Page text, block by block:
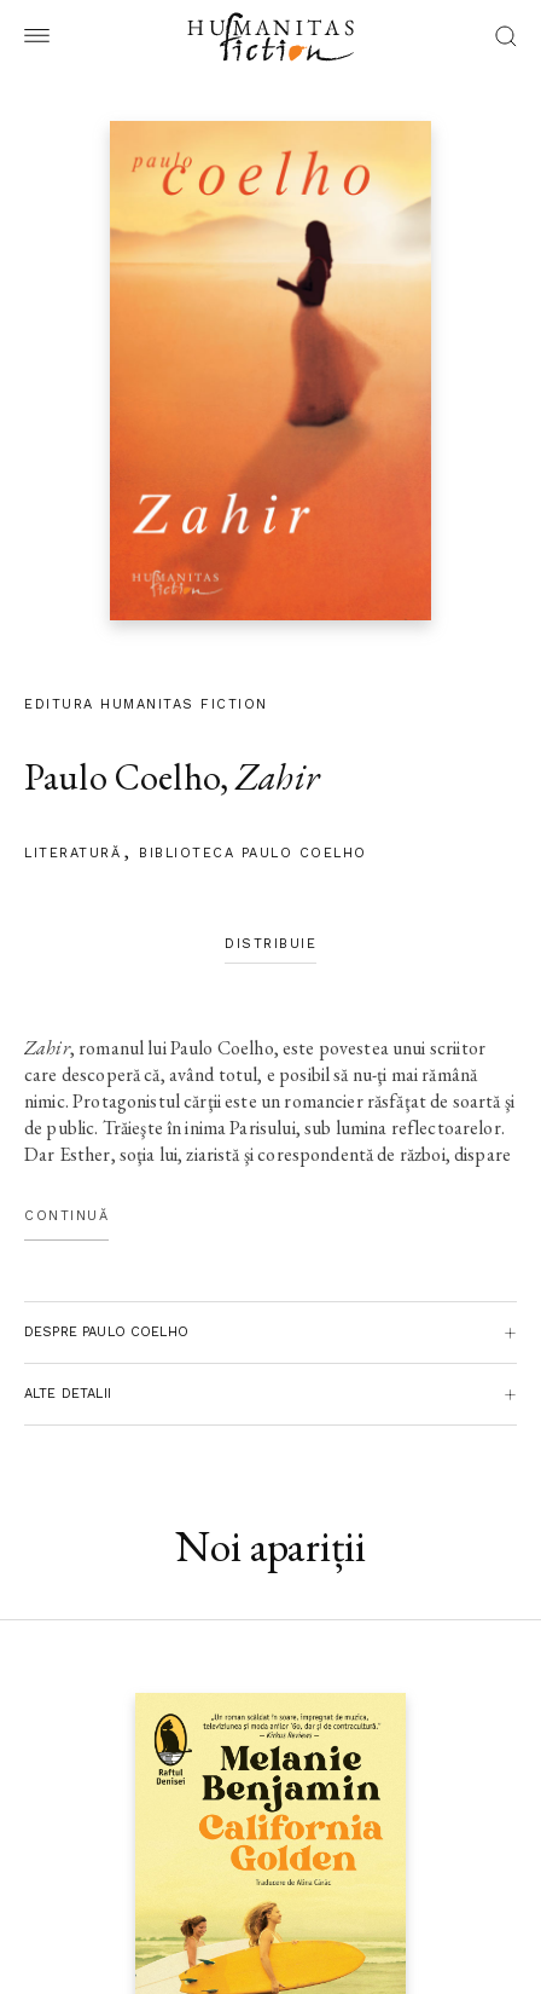
EDITURA HUMANITAS FICTION
Paulo Coelho,Zahir
LITERATURĂ BIBLIOTECA PAULO COELHO
DISTRIBUIE
Zahir, romanul lui Paulo Coelho, este povestea unui scriitor
care descoperă că, având totul, e posibil să nu-ţi mai rămână
nimic. Protagonistul cărţii este un romancier răsfăţat de soartă şi
de public. Trăieşte în inima Parisului, sub lumina reflectoarelor.
Dar Esther, soţia lui, ziaristă şi corespondentă de război, dispare
toate acestea, ci o criză existenţială, din care Esther încearcă să
iasă în compania unui prieten misterios şi mult mai tânăr.
CONTINUĂ
DESPRE PAULO COELHO
ALTE DETALII
Noi apariții